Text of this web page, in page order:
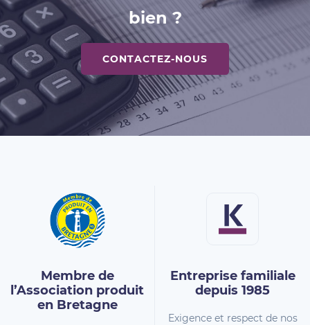
bien ?
CONTACTEZ-NOUS
Membre de
l’Association produit
en Bretagne
Entreprise familiale
depuis 1985
Exigence et respect de nos